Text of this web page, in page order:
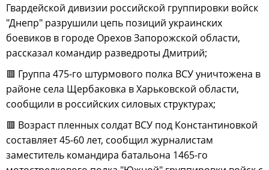
Гвардейской дивизии российской группировки войск
"Днепр" разрушили цепь позиций украинских
боевиков в городе Орехов Запорожской области,
рассказал командир разведроты Дмитрий;
🟥 Группа 475-го штурмового полка ВСУ уничтожена в
районе села Щербаковка в Харьковской области,
сообщили в российских силовых структурах;
🟥 Возраст пленных солдат ВСУ под Константиновкой
составляет 45-60 лет, сообщил журналистам
заместитель командира батальона 1465-го